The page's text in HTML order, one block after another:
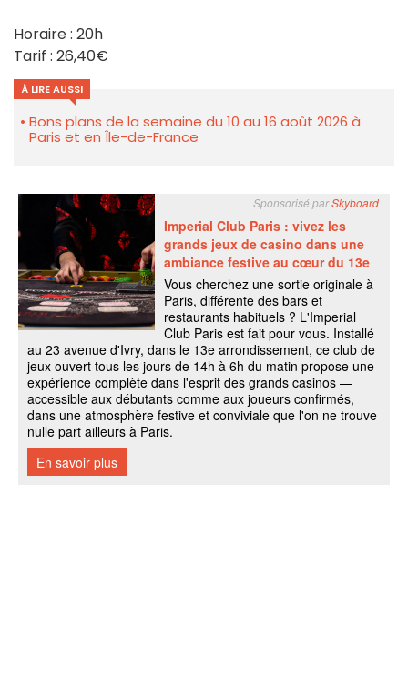
Horaire : 20h
Tarif : 26,40€
À LIRE AUSSI
Bons plans de la semaine du 10 au 16 août 2026 à
Paris et en Île-de-France